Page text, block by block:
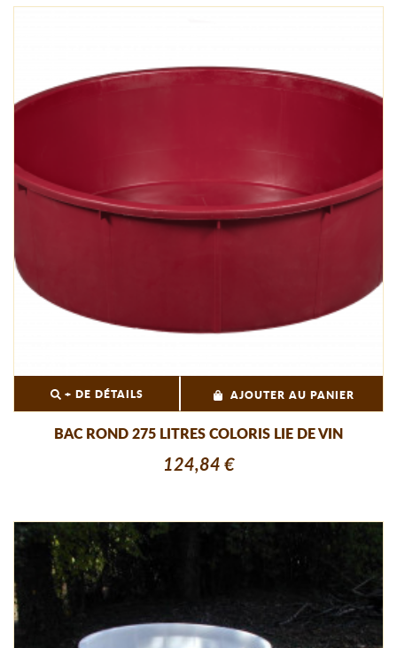
+ DE DÉTAILS AJOUTER AU PANIER
BAC ROND 275 LITRES COLORIS LIE DE VIN
124,84 €